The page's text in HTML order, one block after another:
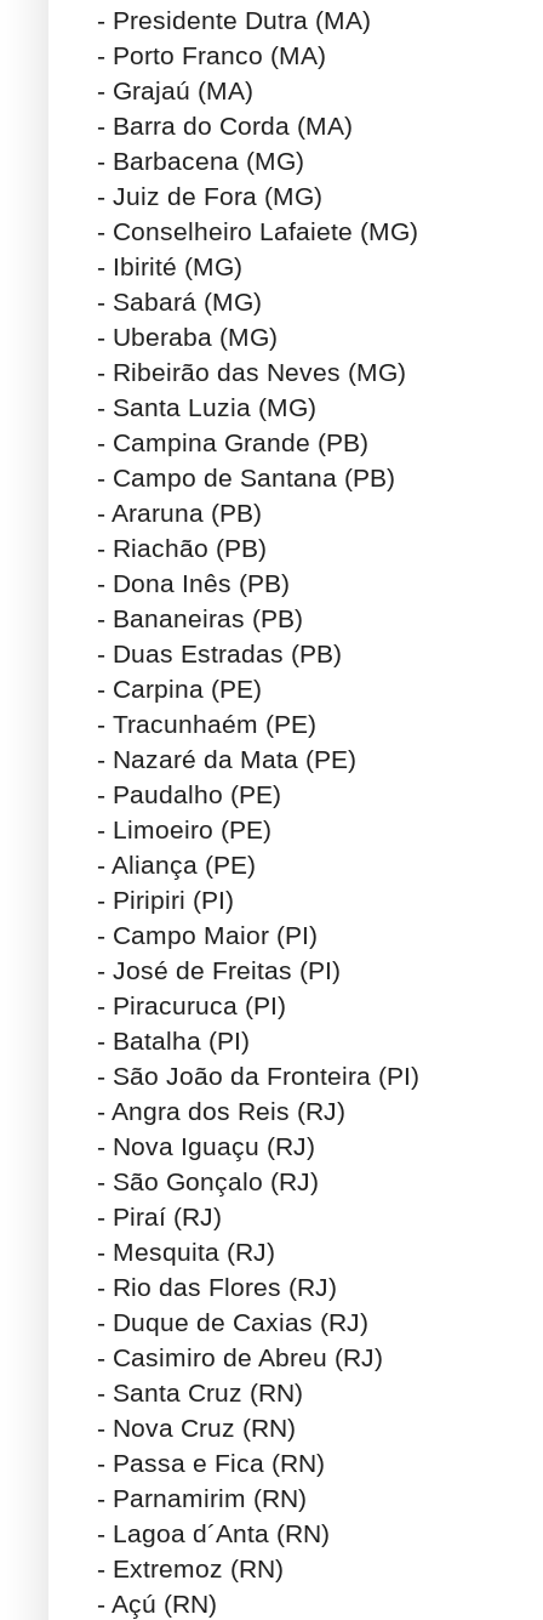
- Presidente Dutra (MA)
- Porto Franco (MA)
- Grajaú (MA)
- Barra do Corda (MA)
- Barbacena (MG)
- Juiz de Fora (MG)
- Conselheiro Lafaiete (MG)
- Ibirité (MG)
- Sabará (MG)
- Uberaba (MG)
- Ribeirão das Neves (MG)
- Santa Luzia (MG)
- Campina Grande (PB)
- Campo de Santana (PB)
- Araruna (PB)
- Riachão (PB)
- Dona Inês (PB)
- Bananeiras (PB)
- Duas Estradas (PB)
- Carpina (PE)
- Tracunhaém (PE)
- Nazaré da Mata (PE)
- Paudalho (PE)
- Limoeiro (PE)
- Aliança (PE)
- Piripiri (PI)
- Campo Maior (PI)
- José de Freitas (PI)
- Piracuruca (PI)
- Batalha (PI)
- São João da Fronteira (PI)
- Angra dos Reis (RJ)
- Nova Iguaçu (RJ)
- São Gonçalo (RJ)
- Piraí (RJ)
- Mesquita (RJ)
- Rio das Flores (RJ)
- Duque de Caxias (RJ)
- Casimiro de Abreu (RJ)
- Santa Cruz (RN)
- Nova Cruz (RN)
- Passa e Fica (RN)
- Parnamirim (RN)
- Lagoa d´Anta (RN)
- Extremoz (RN)
- Açú (RN)